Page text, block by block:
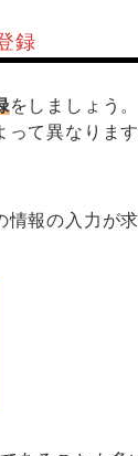
録
をしましょう。
って異なりま
情報の入力が